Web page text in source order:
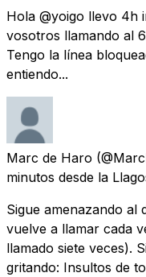
Hola @yoigo llevo 4h
vosotros llamando al
Tengo la línea
entiendo...
Marc de Haro
minutos desde la
Sigue amenazando al
vuelve a llamar cada
llamado siete veces).
gritando: Insultos de